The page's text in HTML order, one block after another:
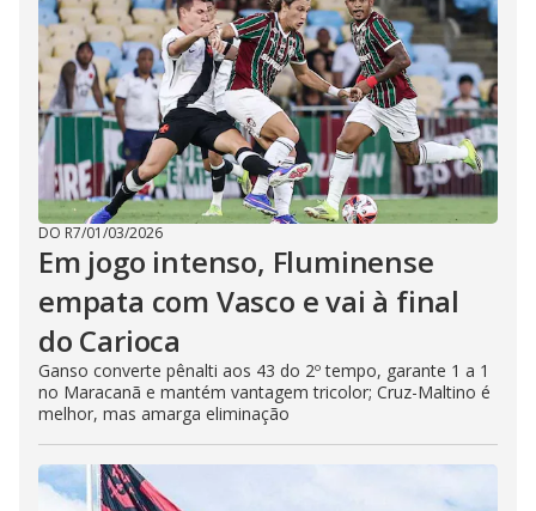
DO R7/01/03/2026
Em jogo intenso, Fluminense
empata com Vasco e vai à final
do Carioca
Ganso converte pênalti aos 43 do 2º tempo, garante 1 a 1
no Maracanã e mantém vantagem tricolor; Cruz-Maltino é
melhor, mas amarga eliminação